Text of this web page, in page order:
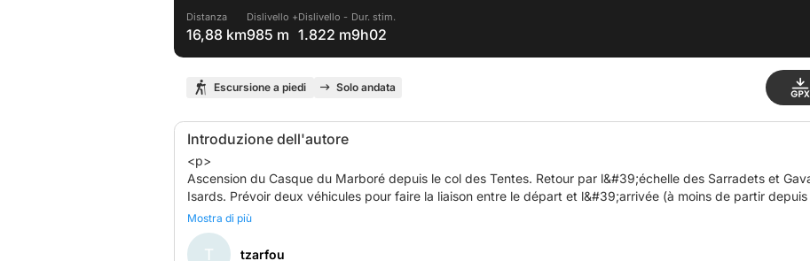
Distanza
16,88 km
Dislivello +
985 m
Dislivello -
1.822 m
Dur. stim.
9h02
Escursione a piedi Solo andata
Introduzione dell'autore
<p>
Ascension du Casque du Marboré depuis le col des Tentes. Retour par l&#39;échelle des Sarradets et
Isards. Prévoir deux véhicules pour faire la liaison entre le départ et l&#39;arrivée (à moins de partir
beaucoup plus long !!)</p>
Mostra di più
T tzarfou